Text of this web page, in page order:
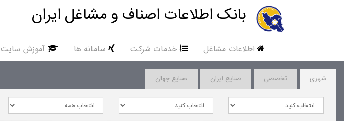
بانک اطلاعات اصناف و مشاغل ایران
اطلاعات مشاغل خدمات شرکت سامانه ها آموزش سایت
شهری تخصصی صنایع ایران صنایع جهان